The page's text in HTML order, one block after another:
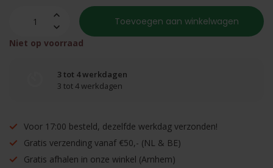
Toevoegen aan winkelwagen
Niet op voorraad
3 tot 4 werkdagen
3 tot 4 werkdagen
Voor 17:00 besteld, dezelfde werkdag verzonden!
Gratis verzending vanaf €50,- (NL & BE)
Gratis afhalen in onze winkel (Arnhem)